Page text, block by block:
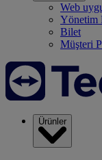
Web
Yönetim
Bilet
Müşteri
Ürünler